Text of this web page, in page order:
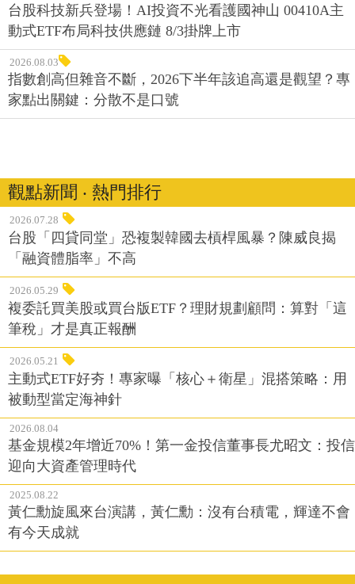
台股科技新兵登場！AI投資不光看護國神山 00410A主
動式ETF布局科技供應鏈 8/3掛牌上市
2026.08.03
指數創高但雜音不斷，2026下半年該追高還是觀望？專
家點出關鍵：分散不是口號
觀點新聞 ‧ 熱門排行
2026.07.28
台股「四貸同堂」恐複製韓國去槓桿風暴？陳威良揭
「融資體脂率」不高
2026.05.29
複委託買美股或買台版ETF？理財規劃顧問：算對「這
筆稅」才是真正報酬
2026.05.21
主動式ETF好夯！專家曝「核心＋衛星」混搭策略：用
被動型當定海神針
2026.08.04
基金規模2年增近70%！第一金投信董事長尤昭文：投信
迎向大資產管理時代
2025.08.22
黃仁勳旋風來台演講，黃仁勳：沒有台積電，輝達不會
有今天成就